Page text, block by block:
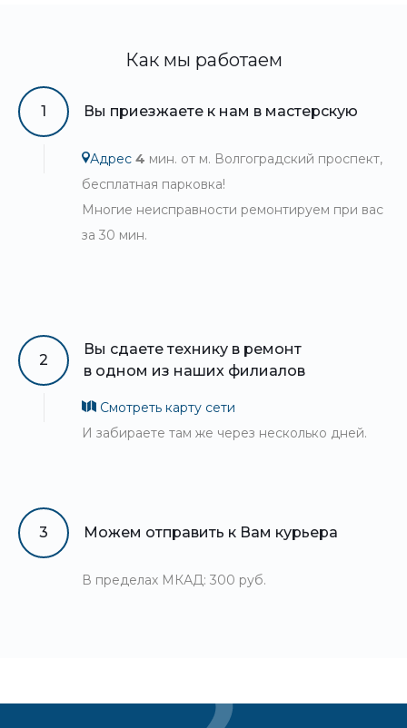
Как мы работаем
1 Вы приезжаете к нам в мастерскую
Адрес 4 мин. от м. Волгоградский проспект,
бесплатная парковка!
Многие неисправности ремонтируем при вас
за 30 мин.
2
Вы сдаете технику в ремонт
в одном из наших филиалов
Смотреть карту сети
И забираете там же через несколько дней.
3 Можем отправить к Вам курьера
В пределах МКАД: 300 руб.